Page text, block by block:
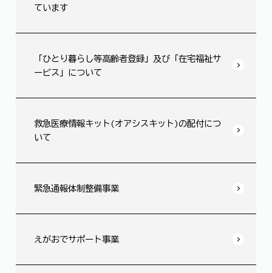
ています
「ひとり暮らし等高齢者登録」及び「在宅福祉サ
ービス」について
救急医療情報キット(オアシスキット)の配付につ
いて
緊急通報体制整備事業
えがおでサポート事業